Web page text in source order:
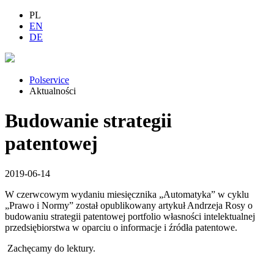
PL
EN
DE
Polservice
Aktualności
Budowanie strategii
patentowej
2019-06-14
W czerwcowym wydaniu miesięcznika „Automatyka” w cyklu
„Prawo i Normy” został opublikowany artykuł Andrzeja Rosy o
budowaniu strategii patentowej portfolio własności intelektualnej
przedsiębiorstwa w oparciu o informacje i źródła patentowe.
Zachęcamy do lektury.